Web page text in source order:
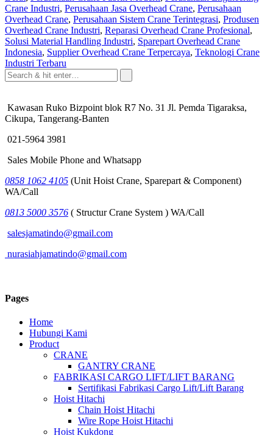
Crane Industri, Perusahaan Jasa Overhead Crane, Perusahaan
Overhead Crane, Perusahaan Sistem Crane Terintegrasi, Produsen
Overhead Crane Industri, Reparasi Overhead Crane Profesional,
Solusi Material Handling Industri, Sparepart Overhead Crane
Indonesia, Supplier Overhead Crane Terpercaya, Teknologi Crane
Industri Terbaru
Kawasan Ruko Bizpoint blok R7 No. 31 Jl. Pemda Tigaraksa,
Cikupa, Tangerang-Banten
021-5964 3981
Sales Mobile Phone and Whatsapp
0858 1062 4105 (Unit Hoist Crane, Sparepart & Component)
WA/Call
0813 5000 3576 ( Structur Crane System ) WA/Call
salesjamatindo@gmail.com
nurasiahjamatindo@gmail.com
Pages
Home
Hubungi Kami
Product
CRANE
GANTRY CRANE
FABRIKASI CARGO LIFT/LIFT BARANG
Sertifikasi Fabrikasi Cargo Lift/Lift Barang
Hoist Hitachi
Chain Hoist Hitachi
Wire Rope Hoist Hitachi
Hoist Kukdong